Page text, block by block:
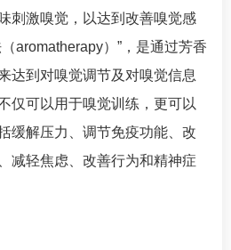
刺激嗅觉，以达到改善嗅觉感
aromatherapy）”，是通过芳香
达到对嗅觉调节及对嗅觉信息
仅可以用于嗅觉训练，更可以
缓解压力、调节免疫功能、改
减轻焦虑、改善行为和精神症